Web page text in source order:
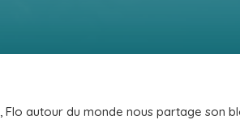
, Flo autour du monde nous partage son